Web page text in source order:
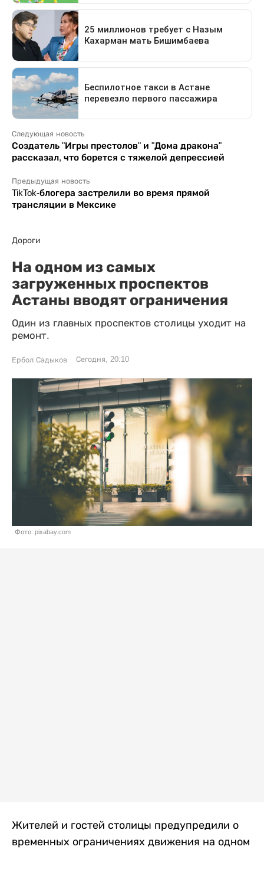
Следующая новость
Создатель "Игры престолов" и "Дома дракона"
рассказал, что борется с тяжелой депрессией
Предыдущая новость
TikTok-блогера застрелили во время прямой
трансляции в Мексике
Дороги
На одном из самых
загруженных проспектов
Астаны вводят ограничения
Один из главных проспектов столицы уходит на
ремонт.
Ербол Садыков Сегодня, 20:10
Фото: pixabay.com
Жителей и гостей столицы предупредили о
временных ограничениях движения на одном